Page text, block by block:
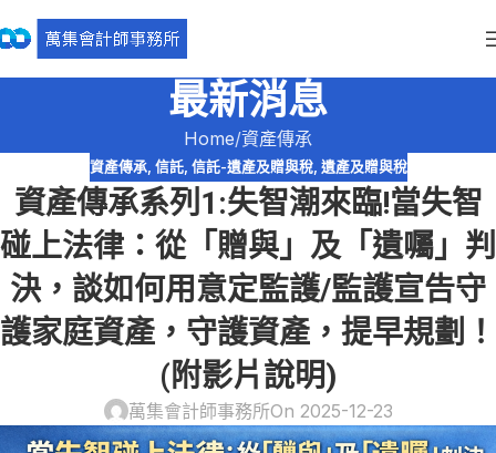
最新消息
Home 資產傳承
資產傳承, 信託, 信託-遺產及贈與稅, 遺產及贈與稅
資產傳承系列1:失智潮來臨!當失智
碰上法律：從「贈與」及「遺囑」判
決，談如何用意定監護/監護宣告守
護家庭資產，守護資產，提早規劃！
(附影片說明)
萬集會計師事務所On 2025-12-23